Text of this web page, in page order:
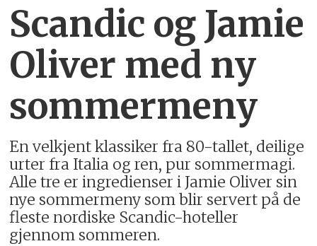
Scandic og Jamie
Oliver med ny
sommermeny
En velkjent klassiker fra 80-tallet, deilige
urter fra Italia og ren, pur sommermagi.
Alle tre er ingredienser i Jamie Oliver sin
nye sommermeny som blir servert på de
fleste nordiske Scandic-hoteller
gjennom sommeren.